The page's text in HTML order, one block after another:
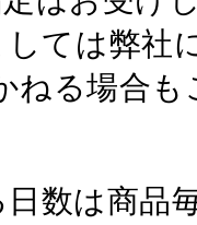
ては弊社
ねる場合
数は商品